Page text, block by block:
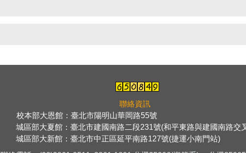
聯絡資訊
校本部大恩館：臺北市陽明山華岡路55號
城區部大夏館：臺北市建國南路二段231號(和平東路與建國南路交
城區部大新館：臺北市中正區延平南路127號(捷運小南門站)＿＿＿